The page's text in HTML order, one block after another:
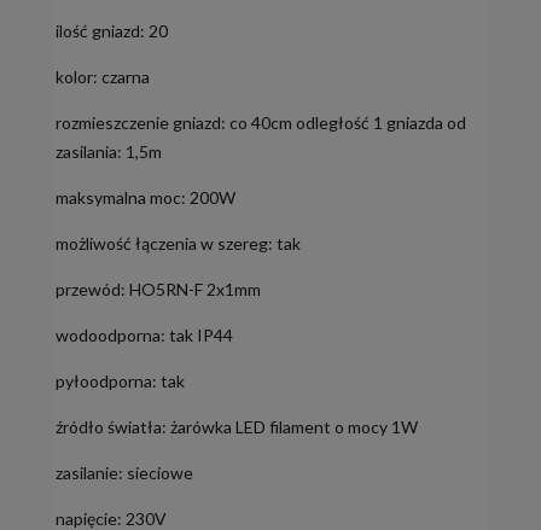
ilość gniazd: 20
kolor: czarna
rozmieszczenie gniazd: co 40cm odległość 1 gniazda od
zasilania: 1,5m
maksymalna moc: 200W
możliwość łączenia w szereg: tak
przewód: HO5RN-F 2x1mm
wodoodporna: tak IP44
pyłoodporna: tak
źródło światła: żarówka LED filament o mocy 1W
zasilanie: sieciowe
napięcie: 230V